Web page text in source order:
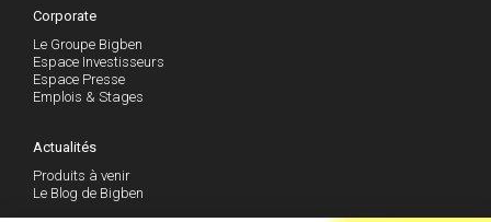
Corporate
Le Groupe Bigben
Espace Investisseurs
Espace Presse
Emplois & Stages
Actualités
Produits à venir
Le Blog de Bigben